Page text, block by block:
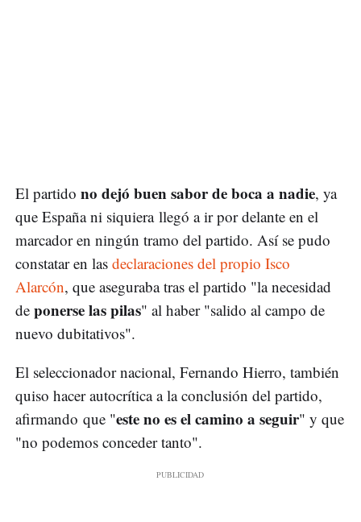
El partido no dejó buen sabor de boca a nadie, ya
que España ni siquiera llegó a ir por delante en el
marcador en ningún tramo del partido. Así se pudo
constatar en las declaraciones del propio Isco
Alarcón, que aseguraba tras el partido "la necesidad
de ponerse las pilas" al haber "salido al campo de
nuevo dubitativos".
El seleccionador nacional, Fernando Hierro, también
quiso hacer autocrítica a la conclusión del partido,
afirmando que "este no es el camino a seguir" y que
"no podemos conceder tanto".